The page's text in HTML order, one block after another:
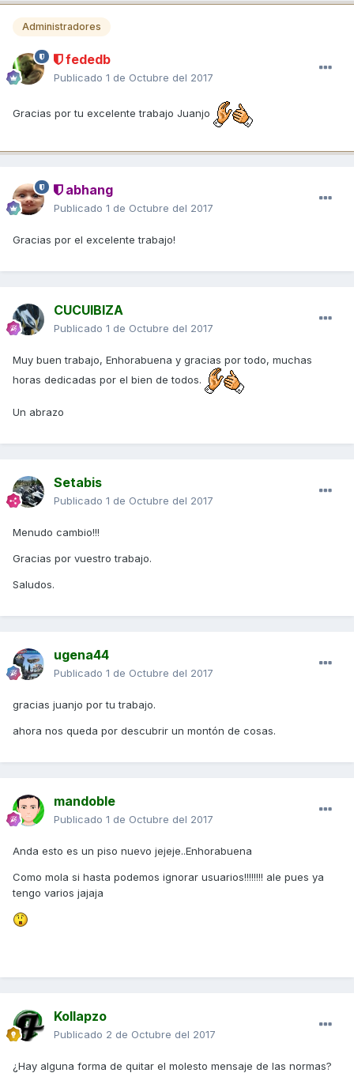
Administradores
fededb
Publicado 1 de Octubre del 2017
Gracias por tu excelente trabajo Juanjo
abhang
Publicado 1 de Octubre del 2017
Gracias por el excelente trabajo!
CUCUIBIZA
Publicado 1 de Octubre del 2017
Muy buen trabajo, Enhorabuena y gracias por todo, muchas
horas dedicadas por el bien de todos.
Un abrazo
Setabis
Publicado 1 de Octubre del 2017
Menudo cambio!!!
Gracias por vuestro trabajo.
Saludos.
ugena44
Publicado 1 de Octubre del 2017
gracias juanjo por tu trabajo.
ahora nos queda por descubrir un montón de cosas.
mandoble
Publicado 1 de Octubre del 2017
Anda esto es un piso nuevo jejeje..Enhorabuena
Como mola si hasta podemos ignorar usuarios!!!!!!!! ale pues ya
tengo varios jajaja
Kollapzo
Publicado 2 de Octubre del 2017
¿Hay alguna forma de quitar el molesto mensaje de las normas?